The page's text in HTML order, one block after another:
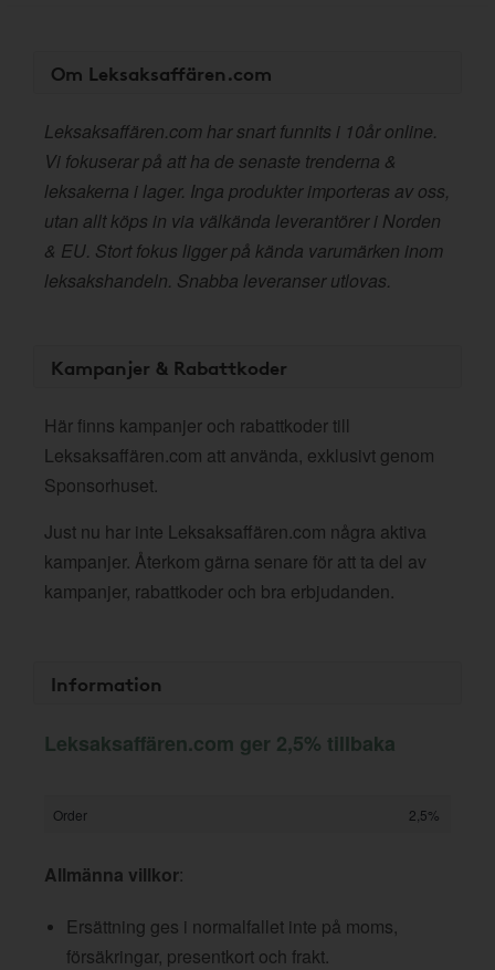
Om Leksaksaffären.com
Leksaksaffären.com har snart funnits i 10år online.
Vi fokuserar på att ha de senaste trenderna &
leksakerna i lager. Inga produkter importeras av oss,
utan allt köps in via välkända leverantörer i Norden
& EU. Stort fokus ligger på kända varumärken inom
leksakshandeln. Snabba leveranser utlovas.
Kampanjer & Rabattkoder
Här finns kampanjer och rabattkoder till
Leksaksaffären.com att använda, exklusivt genom
Sponsorhuset.
Just nu har inte Leksaksaffären.com några aktiva
kampanjer. Återkom gärna senare för att ta del av
kampanjer, rabattkoder och bra erbjudanden.
Information
Leksaksaffären.com ger 2,5% tillbaka
Order 2,5%
Allmänna villkor:
Ersättning ges i normalfallet inte på moms,
försäkringar, presentkort och frakt.